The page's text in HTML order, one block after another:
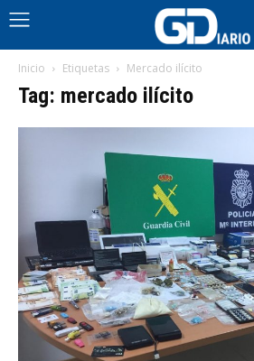
Inicio Etiquetas Mercado ilícito
Tag: mercado ilícito